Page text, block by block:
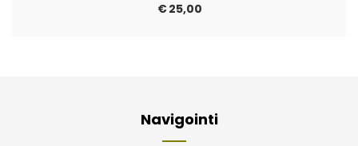
€25,00
Navigointi